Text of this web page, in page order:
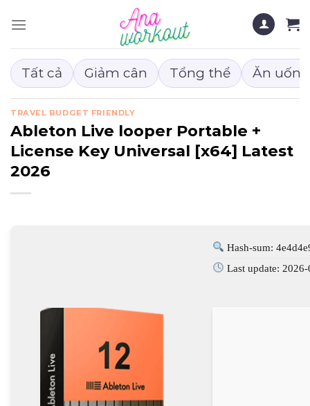
đến
dung
Tất cả Giảm cân Tổng thể Ăn
TRAVEL BUDGET FRIENDLY
Ableton Live looper Portable +
License Key Universal [x64] Latest
2026
Hash-sum:
Last update: